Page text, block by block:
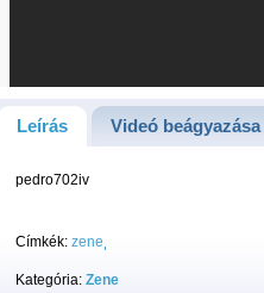
Leírás Videó beágyazása
pedro702iv
Címkék: zene
Kategória: Zene